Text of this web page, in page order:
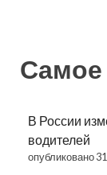
Самое
В России
водителей
опубликовано